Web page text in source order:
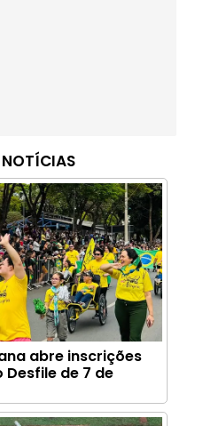
abre inscrições
de 7 de